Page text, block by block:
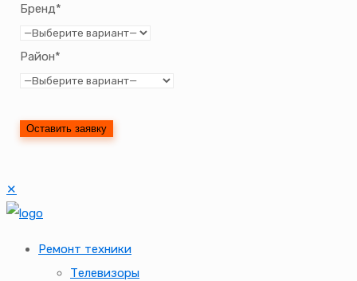
Бренд*
Район*
✕
Ремонт техники
Телевизоры